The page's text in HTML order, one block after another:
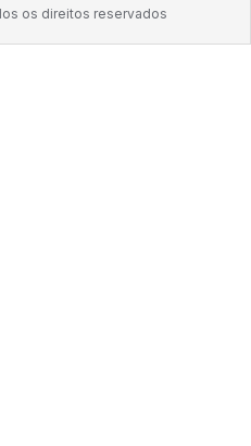
os direitos reservados